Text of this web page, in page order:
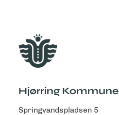
Hjørring Kommune
Springvandspladsen 5